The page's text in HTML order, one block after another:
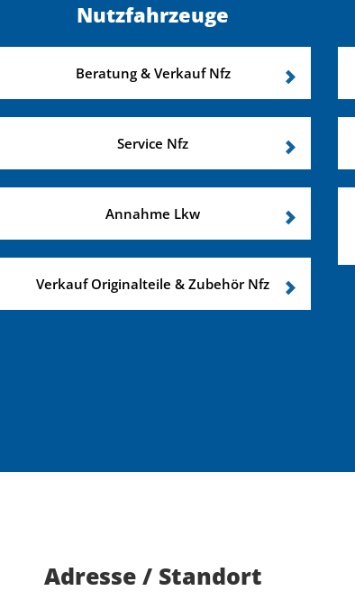
Nutzfahrzeuge
Beratung & Verkauf Nfz
Service Nfz
Annahme Lkw
Verkauf Originalteile & Zubehör Nfz
Adresse / Standort